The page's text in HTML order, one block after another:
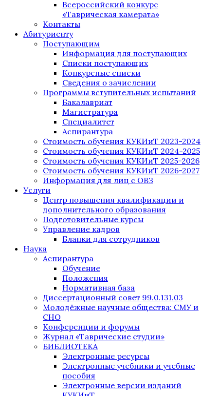
Всероссийский конкурс
«Таврическая камерата»
Контакты
Абитуриенту
Поступающим
Информация для поступающих
Списки поступающих
Конкурсные списки
Сведения о зачислении
Программы вступительных испытаний
Бакалавриат
Магистратура
Специалитет
Аспирантура
Стоимость обучения КУКИиТ 2023-2024
Стоимость обучения КУКИиТ 2024-2025
Стоимость обучения КУКИиТ 2025-2026
Стоимость обучения КУКИиТ 2026-2027
Информация для лиц с ОВЗ
Услуги
Центр повышения квалификации и
дополнительного образования
Подготовительные курсы
Управление кадров
Бланки для сотрудников
Наука
Аспирантура
Обучение
Положения
Нормативная база
Диссертационный совет 99.0.131.03
Молодёжные научные общества: СМУ и
СНО
Конференции и форумы
Журнал «Таврические студии»
БИБЛИОТЕКА
Электронные ресурсы
Электронные учебники и учебные
пособия
Электронные версии изданий